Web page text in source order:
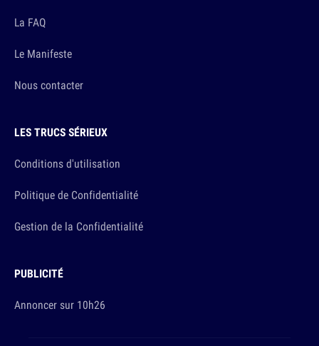
La FAQ
Le Manifeste
Nous contacter
LES TRUCS SÉRIEUX
Conditions d'utilisation
Politique de Confidentialité
Gestion de la Confidentialité
PUBLICITÉ
Annoncer sur 10h26